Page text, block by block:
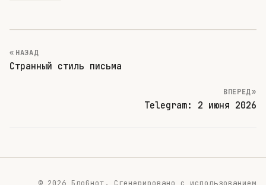
« НАЗАД
Странный стиль письма
ВПЕРЕД »
Telegram: 2 июня 2026